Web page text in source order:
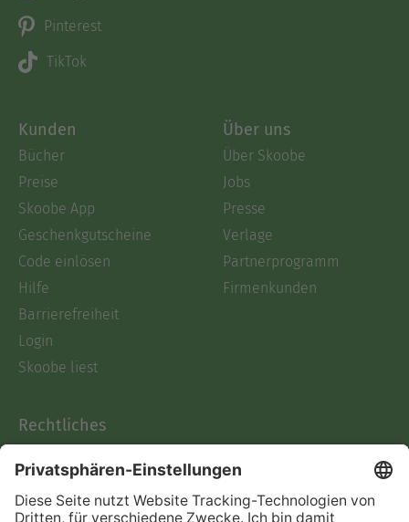
Pinterest
TikTok
Kunden
Bücher
Preise
Skoobe App
Geschenkgutscheine
Code einlösen
Hilfe
Barrierefreiheit
Login
Skoobe liest
Über uns
Über Skoobe
Jobs
Presse
Verlage
Partnerprogramm
Firmenkunden
Rechtliches
AGB
Informationen nach Data